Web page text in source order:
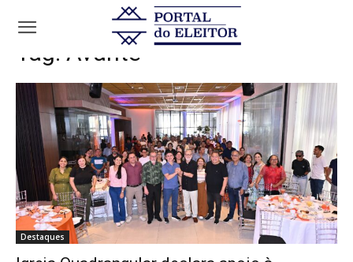
Tags
Tag: Avante
Destaques